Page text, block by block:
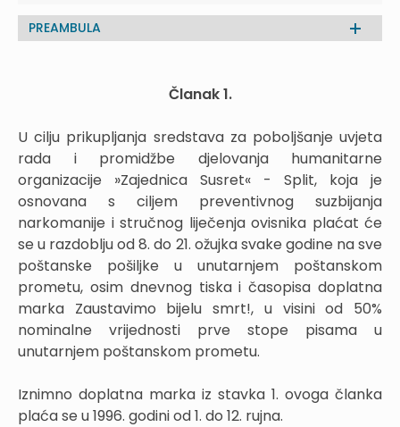
PREAMBULA
Članak 1.
U cilju prikupljanja sredstava za poboljšanje uvjeta
rada i promidžbe djelovanja humanitarne
organizacije »Zajednica Susret« - Split, koja je
osnovana s ciljem preventivnog suzbijanja
narkomanije i stručnog liječenja ovisnika plaćat će
se u razdoblju od 8. do 21. ožujka svake godine na sve
poštanske pošiljke u unutarnjem poštanskom
prometu, osim dnevnog tiska i časopisa doplatna
marka Zaustavimo bijelu smrt!, u visini od 50%
nominalne vrijednosti prve stope pisama u
unutarnjem poštanskom prometu.
Iznimno doplatna marka iz stavka 1. ovoga članka
plaća se u 1996. godini od 1. do 12. rujna.